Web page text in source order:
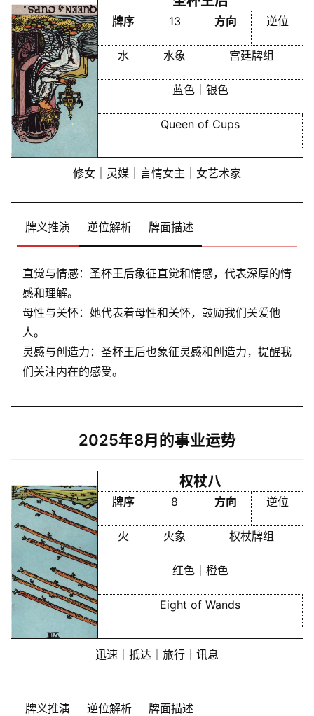
页
黄
历
解
梦
会
员
登录 注册
牌序 13 方向 逆位
水 水象 宫廷牌组
蓝色｜银色
Queen of Cups
修女｜灵媒｜言情女主｜女艺术家
牌义推演 逆位解析 牌面描述
直觉与情感：圣杯王后象征直觉和情感，代表深厚的情
感和理解。
母性与关怀：她代表着母性和关怀，鼓励我们关爱他
人。
灵感与创造力：圣杯王后也象征灵感和创造力，提醒我
们关注内在的感受。
2025年8月的事业运势
权杖八
牌序 8 方向 逆位
火 火象 权杖牌组
红色｜橙色
Eight of Wands
迅速｜抵达｜旅行｜讯息
牌义推演 逆位解析 牌面描述